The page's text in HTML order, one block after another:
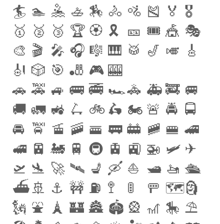
🏄‍ 🏊‍ 🤽‍ 🚣 🏇 🚴‍ 🚵‍ 🎽 🏅 🎖
🥇 🥈 🥉 🏆 🏵 🎗 🎫 🎟 🎪 🎭
🎨 🎬 🎤 🎧 🎼 🎹 🥁 🎷 🎺 🎸
🎻 🎲 🎯 🎳 🎮 🎰
🚗 🚕 🚙 🚌 🚎 🏎🚓 🚑 🚒 🚐
🚚 🚛 🚜 🛴 🚲 🛵 🏍 🚨 🚔 🚍
🚘 🚖 🚡 🚠 🚟 🚃 🚋 🚞 🚝 🚄
🚅 🚈 🚂 🚆 🚇 🚊 🚉 🚁 🛩 ✈
️🛫 🛬 🚀 🛰 💺 🛶 ⛵️ 🛥 🚤 🛳
⛴🚢 ⚓️ 🚧 ⛽️ 🚏 🚦 🚥 🗺🗿
🗽 ⛲️ 🗼 🏰 🏯 🏟 🎡 🎢 🎠 ⛱